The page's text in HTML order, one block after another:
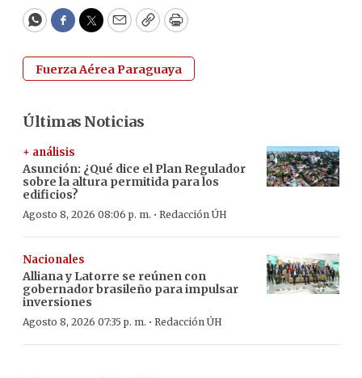
WhatsApp
Facebook
Twitter
EmailCopyPrint
Fuerza Aérea Paraguaya
Últimas Noticias
+ análisis
Asunción: ¿Qué dice el Plan Regulador
sobre la altura permitida para los
edificios?
Agosto 8, 2026 08:06 p. m. · Redacción ÚH
Nacionales
Alliana y Latorre se reúnen con
gobernador brasileño para impulsar
inversiones
Agosto 8, 2026 07:35 p. m. · Redacción ÚH